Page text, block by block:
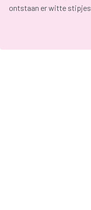
ontstaan er witte stipjes.
koorts;